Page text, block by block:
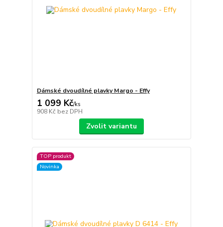
Dámské dvoudílné plavky Margo - Effy
1 099 Kč/ks
908 Kč bez DPH
Zvolit variantu
TOP produkt
Novinka